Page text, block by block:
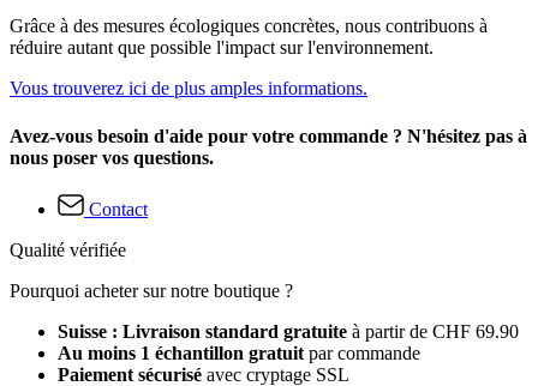
Grâce à des mesures écologiques concrètes, nous contribuons à
réduire autant que possible l'impact sur l'environnement.
Vous trouverez ici de plus amples informations.
Avez-vous besoin d'aide pour votre commande ? N'hésitez pas à
nous poser vos questions.
Contact
Qualité vérifiée
Pourquoi acheter sur notre boutique ?
Suisse : Livraison standard gratuite à partir de CHF 69.90
Au moins 1 échantillon gratuit par commande
Paiement sécurisé avec cryptage SSL